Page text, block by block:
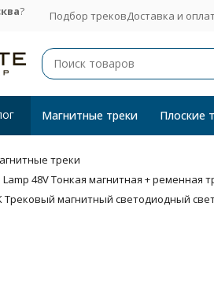
? Подбор трековДоставка и
Магнитные треки Плоские
треки
Lamp 48V Тонкая магнитная + ременная
Трековый магнитный светодиодный